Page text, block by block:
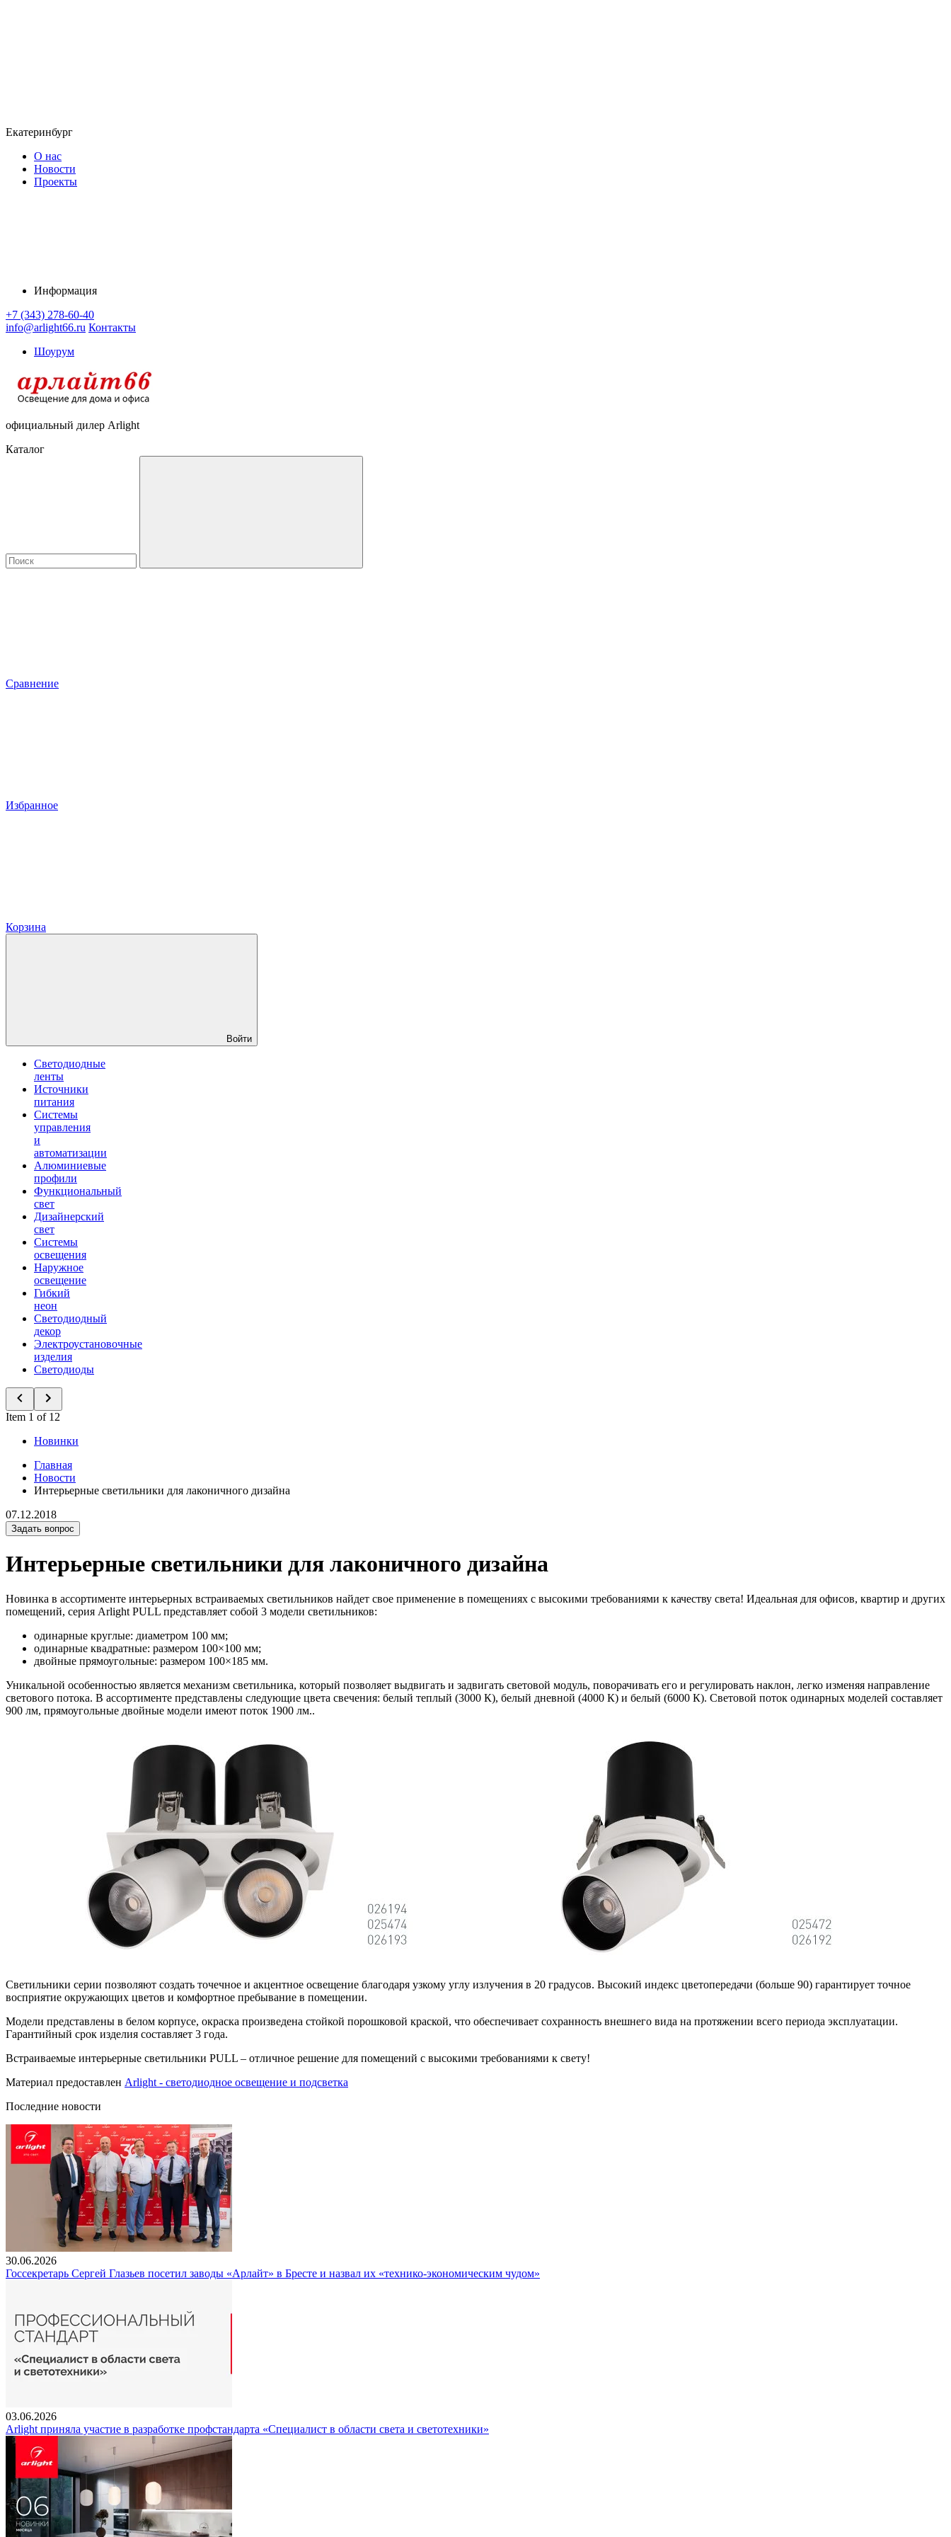
Екатеринбург
О нас
Новости
Проекты
Информация
+7 (343) 278-60-40
info@arlight66.ru Контакты
Шоурум
официальный дилер Arlight
Каталог
Сравнение
Избранное
Корзина
Войти
Светодиодные
ленты
Источники
питания
Системы
управления
и
автоматизации
Алюминиевые
профили
Функциональный
свет
Дизайнерский
свет
Системы
освещения
Наружное
освещение
Гибкий
неон
Светодиодный
декор
Электроустановочные
изделия
Светодиоды
Item 1 of 12
Новинки
Главная
Новости
Интерьерные светильники для лаконичного дизайна
07.12.2018
Задать вопрос
Интерьерные светильники для лаконичного дизайна
Новинка в ассортименте интерьерных встраиваемых светильников найдет свое применение в помещениях с высокими требованиями к качеству света! Идеальная для офисов, квартир и других
помещений, серия Arlight PULL представляет собой 3 модели светильников:
одинарные круглые: диаметром 100 мм;
одинарные квадратные: размером 100×100 мм;
двойные прямоугольные: размером 100×185 мм.
Уникальной особенностью является механизм светильника, который позволяет выдвигать и задвигать световой модуль, поворачивать его и регулировать наклон, легко изменяя направление
светового потока. В ассортименте представлены следующие цвета свечения: белый теплый (3000 К), белый дневной (4000 К) и белый (6000 К). Световой поток одинарных моделей составляет
900 лм, прямоугольные двойные модели имеют поток 1900 лм..
Светильники серии позволяют создать точечное и акцентное освещение благодаря узкому углу излучения в 20 градусов. Высокий индекс цветопередачи (больше 90) гарантирует точное
восприятие окружающих цветов и комфортное пребывание в помещении.
Модели представлены в белом корпусе, окраска произведена стойкой порошковой краской, что обеспечивает сохранность внешнего вида на протяжении всего периода эксплуатации.
Гарантийный срок изделия составляет 3 года.
Встраиваемые интерьерные светильники PULL – отличное решение для помещений с высокими требованиями к свету!
Материал предоставлен Arlight - светодиодное освещение и подсветка
Последние новости
30.06.2026
Госсекретарь Сергей Глазьев посетил заводы «Арлайт» в Бресте и назвал их «технико-экономическим чудом»
03.06.2026
Arlight приняла участие в разработке профстандарта «Специалист в области света и светотехники»